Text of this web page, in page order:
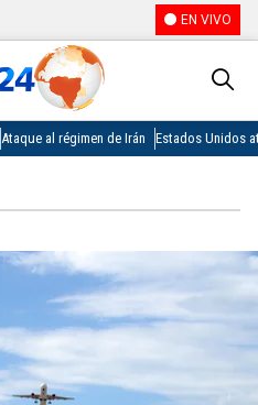
EN VIVO
Ataque al régimen de Irán Estados Unidos